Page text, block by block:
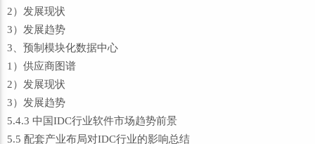
2）发展现状
3）发展趋势
3、预制模块化数据中心
1）供应商图谱
2）发展现状
3）发展趋势
5.4.3 中国IDC行业软件市场趋势前景
5.5 配套产业布局对IDC行业的影响总结